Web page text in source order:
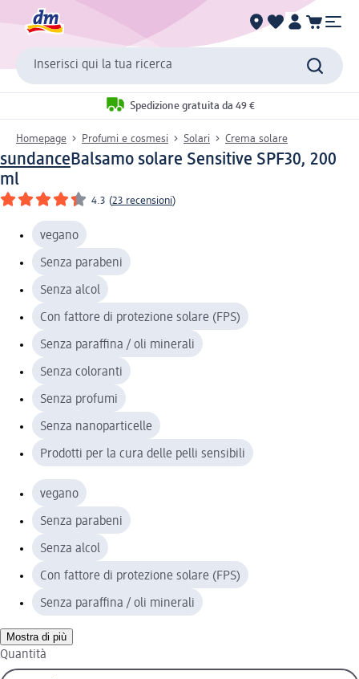
Inserisci qui la tua ricerca
Spedizione gratuita da 49 €
Homepage Profumi e cosmesi Solari Crema solare
sundanceBalsamo solare Sensitive SPF30, 200
ml
4.3 (23 recensioni)
vegano
Senza parabeni
Senza alcol
Con fattore di protezione solare (FPS)
Senza paraffina / oli minerali
Senza coloranti
Senza profumi
Senza nanoparticelle
Prodotti per la cura delle pelli sensibili
vegano
Senza parabeni
Senza alcol
Con fattore di protezione solare (FPS)
Senza paraffina / oli minerali
Mostra di più
Quantità